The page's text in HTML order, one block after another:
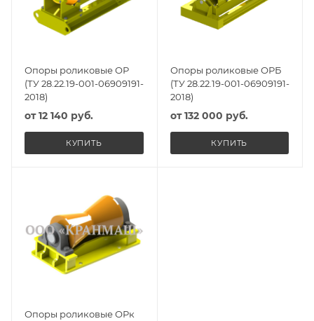
Опоры роликовые ОР
(ТУ 28.22.19-001-06909191-
2018)
от12 140 руб.
КУПИТЬ
Опоры роликовые ОРБ
(ТУ 28.22.19-001-06909191-
2018)
от132 000 руб.
КУПИТЬ
Опоры роликовые ОРк